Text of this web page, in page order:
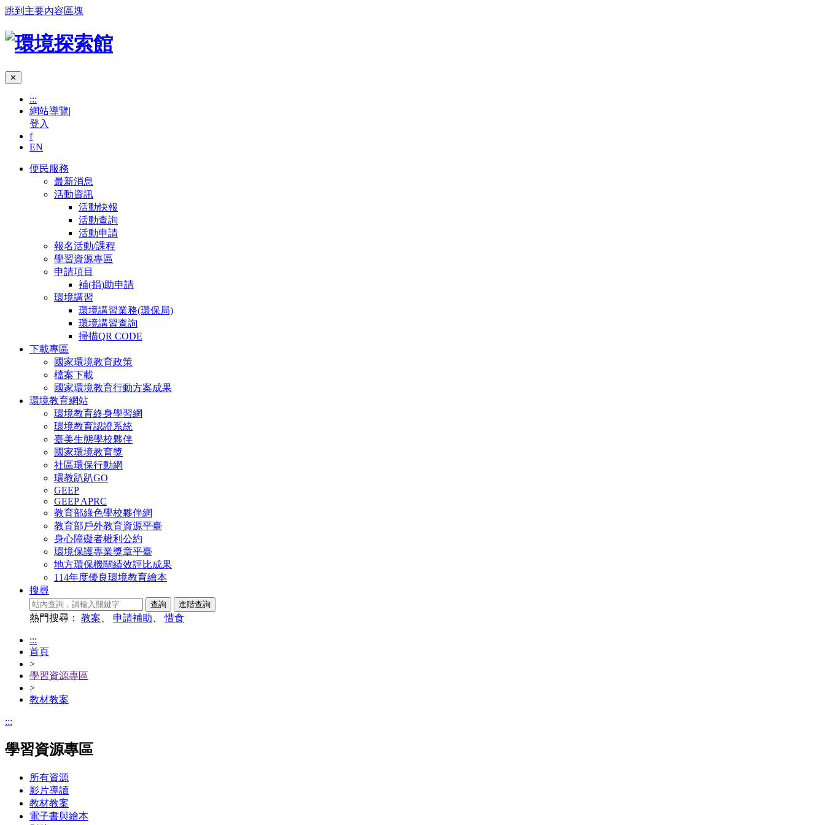
跳到主要內容區塊
✕
:::
網站導覽|
登入
f
EN
便民服務
最新消息
活動資訊
活動快報
活動查詢
活動申請
報名活動/課程
學習資源專區
申請項目
補(捐)助申請
環境講習
環境講習業務(環保局)
環境講習查詢
掃描QR CODE
下載專區
國家環境教育政策
檔案下載
國家環境教育行動方案成果
環境教育網站
環境教育終身學習網
環境教育認證系統
臺美生態學校夥伴
國家環境教育獎
社區環保行動網
環教趴趴GO
GEEP
GEEP APRC
教育部綠色學校夥伴網
教育部戶外教育資源平臺
身心障礙者權利公約
環境保護專業獎章平臺
地方環保機關績效評比成果
114年度優良環境教育繪本
搜尋
熱門搜尋： 教案 申請補助 、惜食
:::
首頁
>
學習資源專區
>
教材教案
:::
學習資源專區
所有資源
影片導讀
教材教案
電子書與繪本